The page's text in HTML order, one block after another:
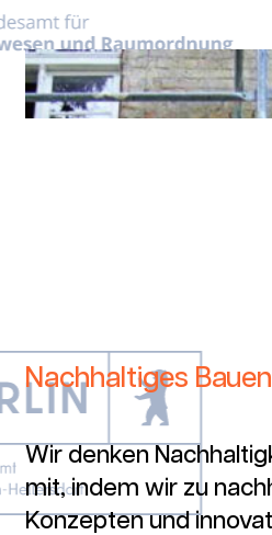
Nachhaltiges Bauen
Wir denken
mit, indem wir zu
Konzepten und